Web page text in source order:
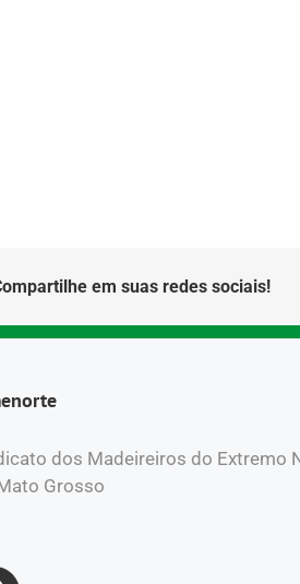
em suas redes sociais!
dos Madeireiros do Extremo
Grosso